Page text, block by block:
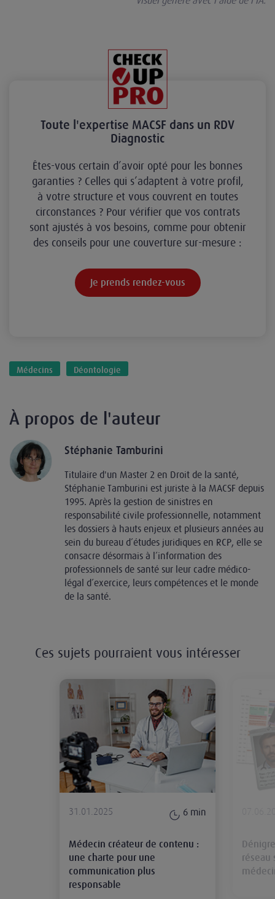
Toute l'expertise MACSF dans un RDV
Diagnostic
Êtes-vous certain d’avoir opté pour les bonnes
garanties ? Celles qui s’adaptent à votre profil,
à votre structure et vous couvrent en toutes
circonstances ? Pour vérifier que vos contrats
sont ajustés à vos besoins, comme pour obtenir
des conseils pour une couverture sur-mesure :
Je prends rendez-vous
Médecins Déontologie
À propos de l'auteur
Stéphanie Tamburini
Titulaire d'un Master 2 en Droit de la santé,
Stéphanie Tamburini est juriste à la MACSF depuis
1995. Après la gestion de sinistres en
responsabilité civile professionnelle, notamment
les dossiers à hauts enjeux et plusieurs années au
sein du bureau d’études juridiques en RCP, elle se
consacre désormais à l’information des
professionnels de santé sur leur cadre médico-
légal d’exercice, leurs compétences et le monde
de la santé.
Ces sujets pourraient vous intéresser
Médecin créateur de contenu :
31.01.2025 6 min
Médecin créateur de contenu :
une charte pour une
communication plus
responsable
réseau